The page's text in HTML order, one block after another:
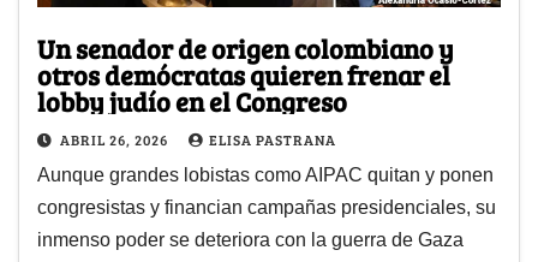
Un senador de origen colombiano y
otros demócratas quieren frenar el
lobby judío en el Congreso
ABRIL 26, 2026 ELISA PASTRANA
Aunque grandes lobistas como AIPAC quitan y ponen
congresistas y financian campañas presidenciales, su
inmenso poder se deteriora con la guerra de Gaza